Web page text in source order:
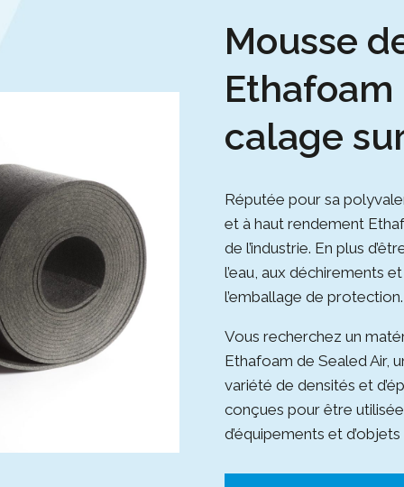
Mousse
calage
Réputée pour sa
et à haut rendement
de l’industrie. En plus
l’eau, aux déchirements
l’emballage de protection.
Vous recherchez un
Ethafoam de Sealed Air,
variété de densités et
conçues pour être
d’équipements et